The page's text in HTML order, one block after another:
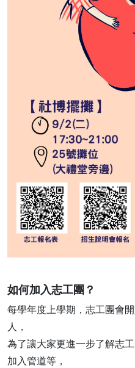
如何加入志工團？
每學年度上學期，志工團會
人，
為了讓大家更進一步了解志
加入管道等，